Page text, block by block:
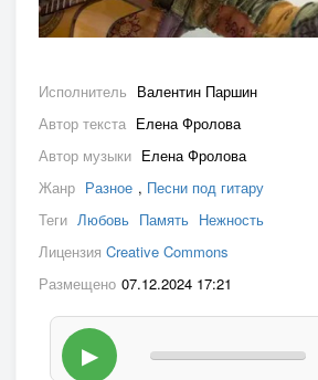
Исполнитель Валентин Паршин
Автор текста Елена Фролова
Автор музыки Елена Фролова
Жанр Разное , Песни под гитару
Теги Любовь Память Нежность
Лицензия Creative Commons
Размещено 07.12.2024 17:21
▶